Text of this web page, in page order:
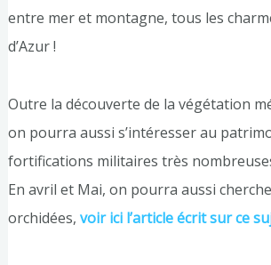
entre mer et montagne, tous les
d’Azur !
Outre la découverte de la végétation
on pourra aussi s’intéresser au
fortifications militaires très
En avril et Mai, on pourra aussi
orchidées, voir ici l’article écrit sur ce